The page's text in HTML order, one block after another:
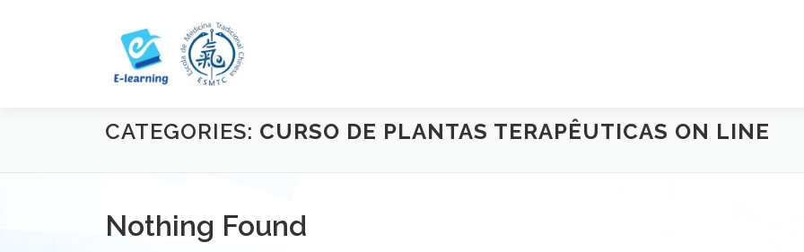
CATEGORIES: CURSO DE PLANTAS TERAPÊUTICAS ON LINE
Nothing Found